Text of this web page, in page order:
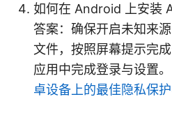
如何在 Android 上安装
答案：确保开启未知来
文件，按照屏幕提示完
应用中完成登录与设置。
卓设备上的最佳隐私保